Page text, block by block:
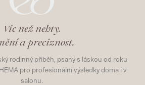
Víc než nehty.
a preciznost.
rodinný příběh, psaný s láskou od roku
pro profesionální výsledky doma i v
salonu.